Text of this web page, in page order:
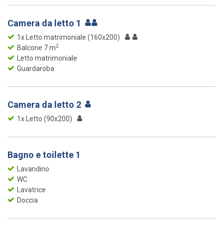
Camera da letto 1
1x Letto matrimoniale (160x200)
Balcone 7 m2
Letto matrimoniale
Guardaroba
Camera da letto 2
1x Letto (90x200)
Bagno e toilette 1
Lavandino
WC
Lavatrice
Doccia